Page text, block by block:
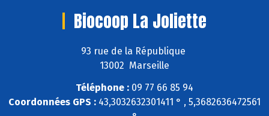
Biocoop La Joliette
93 rue de la République
13002 Marseille
Téléphone : 09 77 66 85 94
Coordonnées GPS : 43,3032632301411 ° , 5,3682636472561